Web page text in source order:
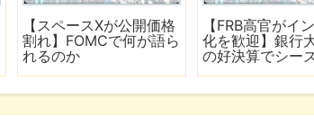
【スペースXが公開価格
割れ】FOMCで何が語ら
れるのか
【FRB高官がイ
化を歓迎】銀行
の好決算でシー